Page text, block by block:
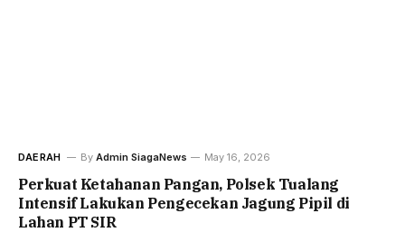
DAERAH By Admin SiagaNews May 16, 2026
Perkuat Ketahanan Pangan, Polsek Tualang
Intensif Lakukan Pengecekan Jagung Pipil di
Lahan PT SIR